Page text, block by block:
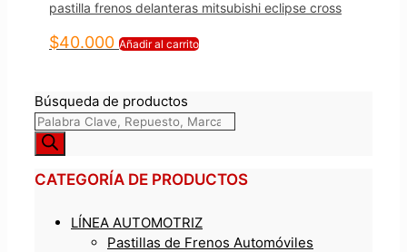
pastilla frenos delanteras mitsubishi eclipse cross
$40.000 Añadir al carrito
Búsqueda de productos
CATEGORÍA DE PRODUCTOS
LÍNEA AUTOMOTRIZ
Pastillas de Frenos Automóviles